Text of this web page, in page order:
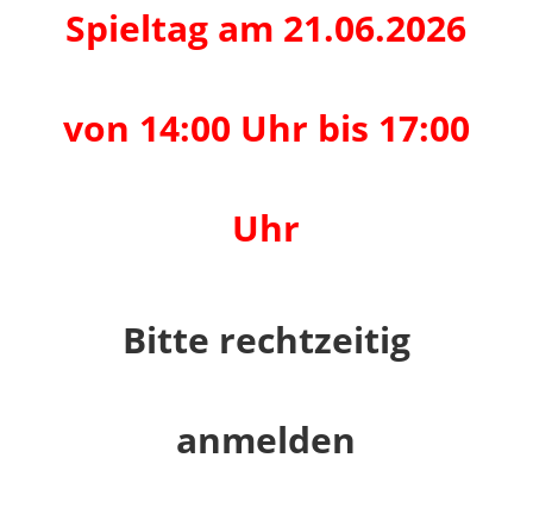
Spieltag am 21.06.2026
von 14:00 Uhr bis 17:00
Uhr
Bitte rechtzeitig
anmelden